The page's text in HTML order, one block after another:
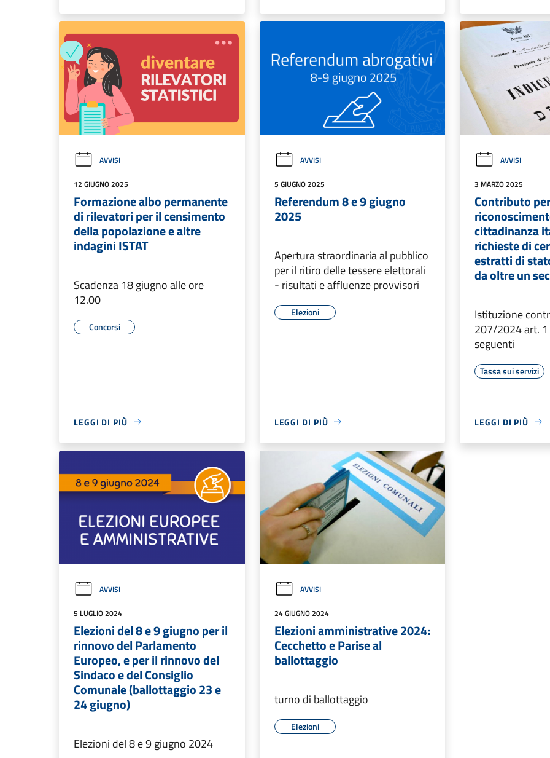
AVVISI
12 GIUGNO 2025
Formazione albo permanente
di rilevatori per il censimento
della popolazione e altre
indagini ISTAT
Scadenza 18 giugno alle ore
12.00
Concorsi
LEGGI DI PIÙ
AVVISI
5 GIUGNO 2025
Referendum 8 e 9 giugno
2025
Apertura straordinaria al pubblico
per il ritiro delle tessere elettorali
- risultati e affluenze provvisori
Elezioni
LEGGI DI PIÙ
AVVISI
3 MARZO 2025
Contributo
cittadinanza
richieste di
estratti di
da oltre un
Istituzione
207/2024 art.
seguenti
Tassa sui servizi
LEGGI DI PIÙ
AVVISI
5 LUGLIO 2024
Elezioni del 8 e 9 giugno per il
rinnovo del Parlamento
Europeo, e per il rinnovo del
Sindaco e del Consiglio
Comunale (ballottaggio 23 e
24 giugno)
Elezioni del 8 e 9 giugno 2024
AVVISI
24 GIUGNO 2024
Elezioni amministrative 2024:
Cecchetto e Parise al
ballottaggio
turno di ballottaggio
Elezioni